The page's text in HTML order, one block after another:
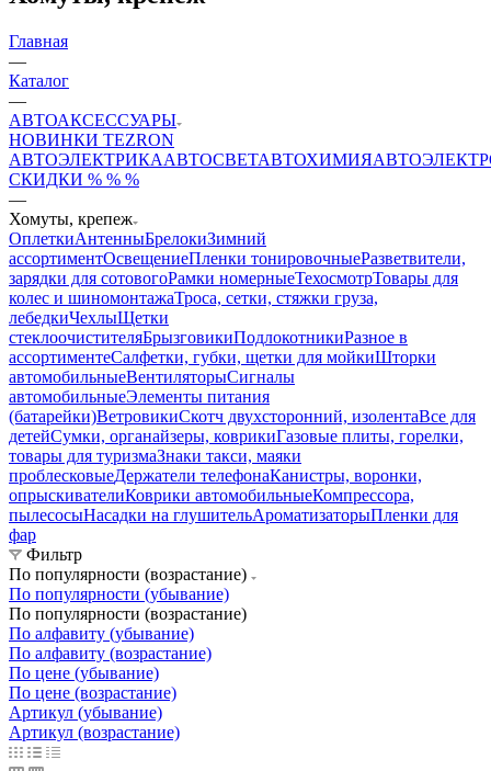
Главная
—
Каталог
—
АВТОАКСЕССУАРЫ
НОВИНКИ TEZRON
АВТОЭЛЕКТРИКААВТОСВЕТАВТОХИМИЯ
СКИДКИ % % %
—
Хомуты, крепеж
ОплеткиАнтенныБрелокиЗимний
ассортиментОсвещениеПленки тонировочныеРазветвители,
зарядки для сотовогоРамки номерныеТехосмотрТовары для
колес и шиномонтажаТроса, сетки, стяжки груза,
лебедкиЧехлыЩетки
стеклоочистителяБрызговикиПодлокотникиРазное в
ассортиментеСалфетки, губки, щетки для мойкиШторки
автомобильныеВентиляторыСигналы
автомобильныеЭлементы питания
(батарейки)ВетровикиСкотч двухсторонний, изолентаВсе для
детейСумки, органайзеры, коврикиГазовые плиты, горелки,
товары для туризмаЗнаки такси, маяки
проблесковыеДержатели телефонаКанистры, воронки,
опрыскивателиКоврики автомобильныеКомпрессора,
пылесосыНасадки на глушительАроматизаторыПленки для
фар
Фильтр
По популярности (возрастание)
По популярности (убывание)
По популярности (возрастание)
По алфавиту (убывание)
По алфавиту (возрастание)
По цене (убывание)
По цене (возрастание)
Артикул (убывание)
Артикул (возрастание)